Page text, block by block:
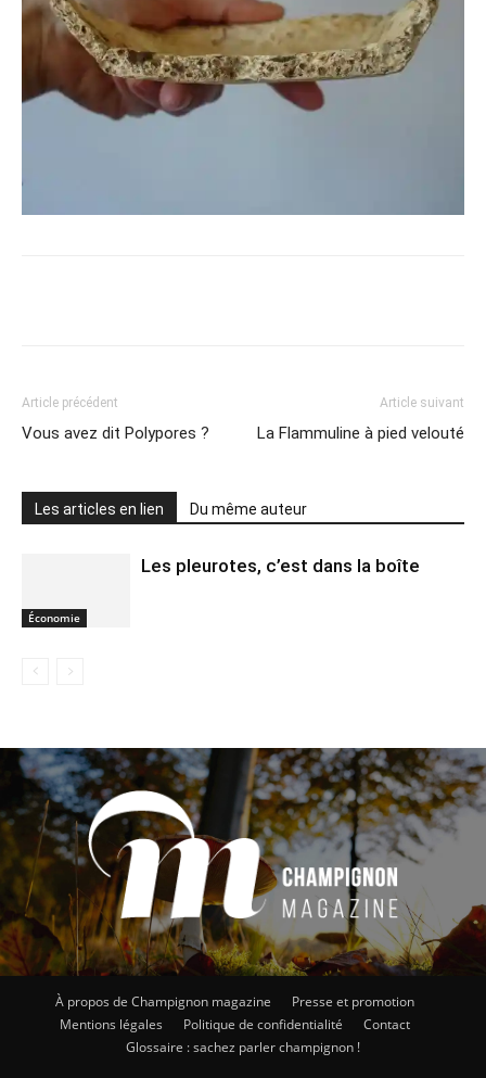
Article précédent
Vous avez dit Polypores ?
Article suivant
La Flammuline à pied velouté
Les articles en lien Du même auteur
Économie
Les pleurotes, c’est dans la boîte
À propos de Champignon magazine
Presse et promotion
Mentions légales
Politique de confidentialité
Contact
Glossaire : sachez parler champignon !